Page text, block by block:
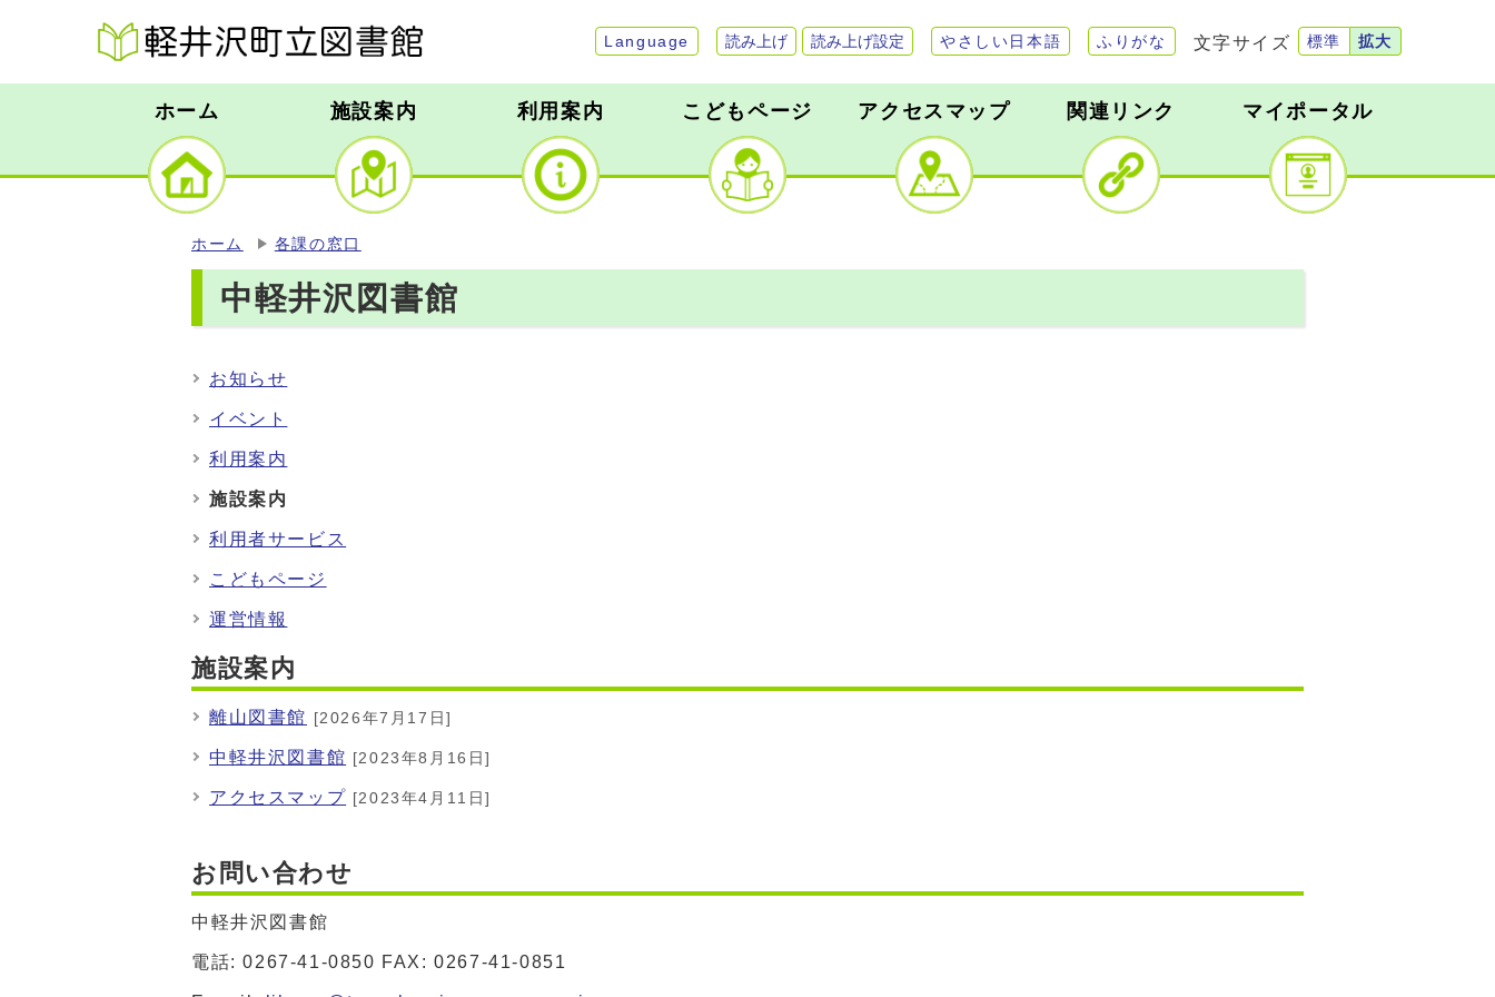
Language 読み上げ 読み上げ設定 やさしい日本語 ふりがな 文字サイズ 標準 拡大
ホーム 施設案内 利用案内 こどもページ アクセスマップ 関連リンク マイポータル
ホーム 各課の窓口
中軽井沢図書館
お知らせ
イベント
利用案内
施設案内
利用者サービス
こどもページ
運営情報
施設案内
離山図書館 [2026年7月17日]
中軽井沢図書館 [2023年8月16日]
アクセスマップ [2023年4月11日]
お問い合わせ
中軽井沢図書館
電話: 0267-41-0850 FAX: 0267-41-0851